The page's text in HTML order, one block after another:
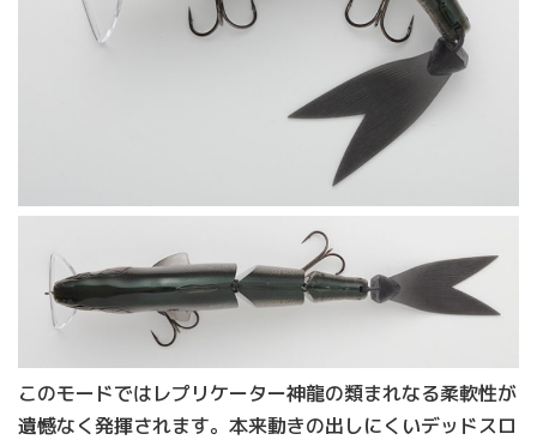
このモードではレプリケーター神龍の類まれなる柔軟性が
遺憾なく発揮されます。本来動きの出しにくいデッドスロ